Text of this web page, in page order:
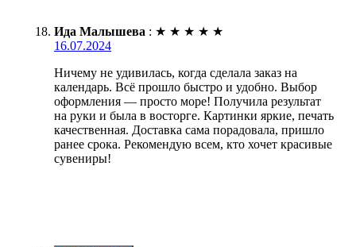
Ида Малышева : ★ ★ ★ ★ ★
16.07.2024
Ничему не удивилась, когда сделала заказ на
календарь. Всё прошло быстро и удобно. Выбор
оформления — просто море! Получила результат
на руки и была в восторге. Картинки яркие, печать
качественная. Доставка сама порадовала, пришло
ранее срока. Рекомендую всем, кто хочет красивые
сувениры!